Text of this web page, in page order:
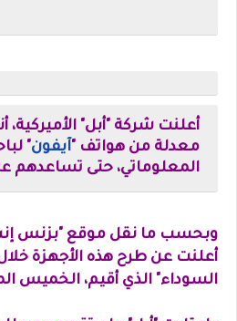
أعلنت شركة "أبل"
معدلة من هواتف "آيفون"
المعلوماتي، حتى تساعدهم
وبحسب ما نقل موقع "بزنس
أعلنت عن طرح هذه الأجهزة
السوداء" الذي أقيم، الخميس